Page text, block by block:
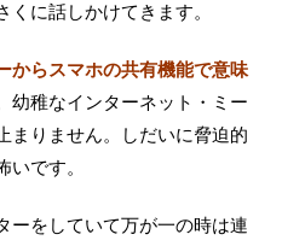
くに話しかけてきます。
からスマホの共有機能で意味
幼稚なインターネット・ミー
まりません。しだいに脅迫的
です。
ーをしていて万が一の時は連